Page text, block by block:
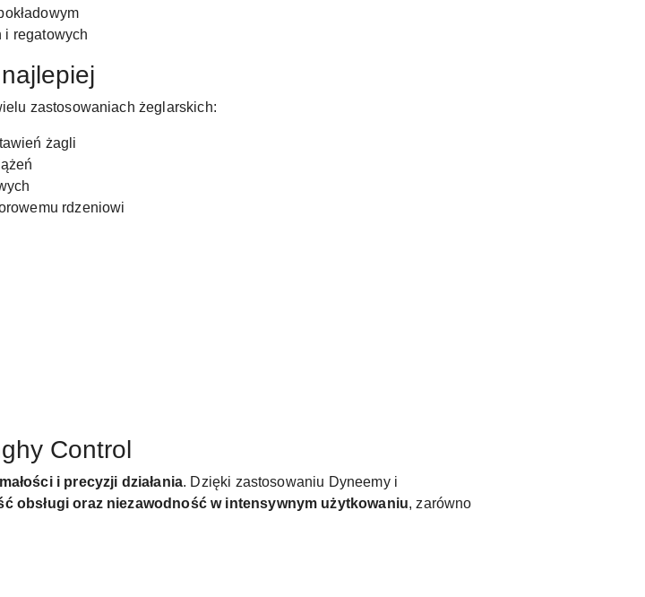
regatowych
zastosowaniach żeglarskich:
żagli
rdzeniowi
Control
i precyzji działania. Dzięki zastosowaniu Dyneemy i
obsługi oraz niezawodność w intensywnym użytkowaniu, zarówno